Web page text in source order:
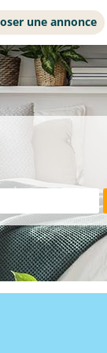
une annonce